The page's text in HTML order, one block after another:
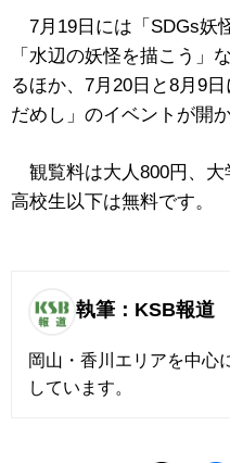
7月19日には「SDGs妖
「水辺の妖怪を描こう」
るほか、7月20日と8月9
だめし」のイベントが開か
観覧料は大人800円、大
高校生以下は無料です。
執筆：KSB報道
岡山・香川エリアを中心
しています。